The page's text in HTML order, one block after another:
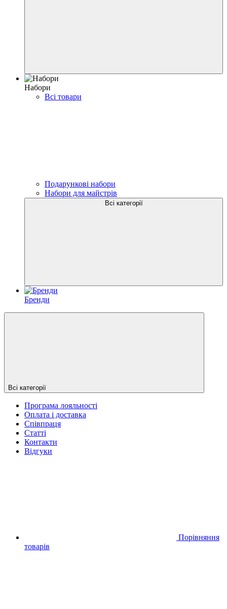
Набори
Всі товари
Подарункові набори
Набори для майстрів
Всі категорії
Бренди
Всі категорії
Програма лояльності
Оплата і доставка
Співпраця
Статті
Контакти
Відгуки
Порівняння
товарів